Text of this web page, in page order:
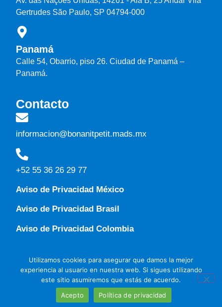
Gertrudes São Paulo, SP 04794-000
Panamá
Calle 54, Obarrio, piso 26. Ciudad de Panamá –
Panamá.
Contacto
informacion@bonanitpetit.mads.mx
+52 55 36 26 29 77
Aviso de Privacidad México
Aviso de Privacidad Brasil
Aviso de Privacidad Colombia
© Copyright Netsoft 2026 | Netsoft|Aviso de Privacidad
Utilizamos cookies para asegurar que damos la mejor
experiencia al usuario en nuestra web. Si sigues utilizando
este sitio asumiremos que estás de acuerdo.
Acepto
Política de privacidad